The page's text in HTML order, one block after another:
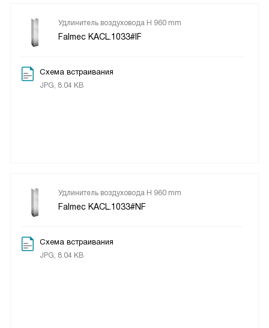
Удлинитель воздуховода H 960 mm
Falmec KACL.1033#IF
Схема встраивания
JPG, 8.04 KB
Удлинитель воздуховода H 960 mm
Falmec KACL.1033#NF
Схема встраивания
JPG, 8.04 KB